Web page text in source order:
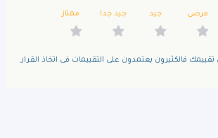
مرضى جيد جيد جدا ممتاز
فالكثيرون يعتمدون على التقييمات فى اتخاذ القرار.